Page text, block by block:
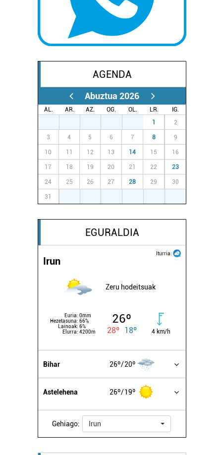
AGENDA
Abuztua 2026
AL. AR. AZ. OG. OL. LR.
IG.
1 2
3 4 5 6 7 8 9
10 11 12 13 14 15 16
17 18 19 20 21 22 23
24 25 26 27 28 29 30
31
EGURALDIA
Iturria:
Irun
Zeru hodeitsuak
Euria: 0mm
Hezetasuna: 66%
Lainoak: 6%
Elurra: 4200m
26º
28º 18º 4 km/h
Bihar 26º 20º
Astelehena 26º 19º
Gehiago: Irun